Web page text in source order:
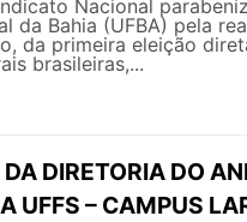
Nacional
da Bahia (UFBA) pela
da primeira eleição
brasileiras,...
DA DIRETORIA DO
UFFS – CAMPUS